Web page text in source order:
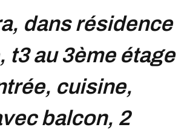
t3 au 3ème étage
cuisine,
balcon, 2